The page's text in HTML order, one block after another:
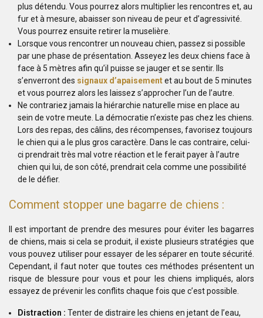
plus détendu. Vous pourrez alors multiplier les rencontres et, au
fur et à mesure, abaisser son niveau de peur et d’agressivité.
Vous pourrez ensuite retirer la muselière.
Lorsque vous rencontrer un nouveau chien, passez si possible
par une phase de présentation. Asseyez les deux chiens face à
face à 5 mètres afin qu’il puisse se jauger et se sentir. Ils
s’enverront des signaux d’apaisementet au bout de 5 minutes
et vous pourrez alors les laissez s’approcher l’un de l’autre.
Ne contrariez jamais la hiérarchie naturelle mise en place au
sein de votre meute. La démocratie n’existe pas chez les chiens.
Lors des repas, des câlins, des récompenses, favorisez toujours
le chien qui a le plus gros caractère. Dans le cas contraire, celui-
ci prendrait très mal votre réaction et le ferait payer à l’autre
chien qui lui, de son côté, prendrait cela comme une possibilité
de le défier.
Comment stopper une bagarre de chiens :
Il est important de prendre des mesures pour éviter les bagarres
de chiens, mais si cela se produit, il existe plusieurs stratégies que
vous pouvez utiliser pour essayer de les séparer en toute sécurité.
Cependant, il faut noter que toutes ces méthodes présentent un
risque de blessure pour vous et pour les chiens impliqués, alors
essayez de prévenir les conflits chaque fois que c’est possible.
Distraction : Tenter de distraire les chiens en jetant de l’eau,